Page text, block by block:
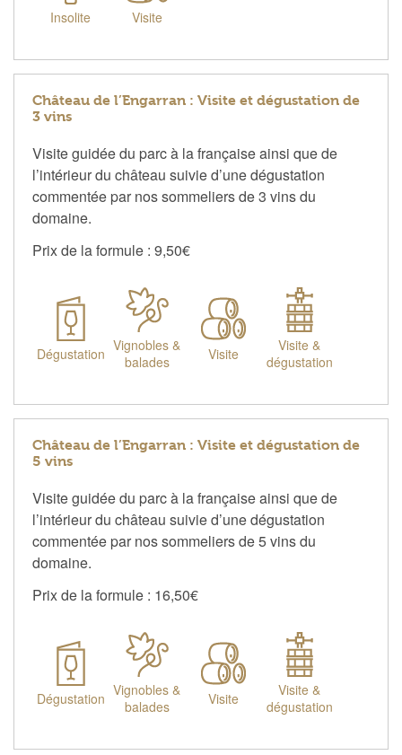
Insolite Visite
Château de l’Engarran : Visite et dégustation de
3 vins
Visite guidée du parc à la française ainsi que de
l’intérieur du château suivie d’une dégustation
commentée par nos sommeliers de 3 vins du
domaine.
Prix de la formule : 9,50€
Dégustation Vignobles &
balades
Visite
Visite &
dégustation
Château de l’Engarran : Visite et dégustation de
5 vins
Visite guidée du parc à la française ainsi que de
l’intérieur du château suivie d’une dégustation
commentée par nos sommeliers de 5 vins du
domaine.
Prix de la formule : 16,50€
Dégustation Vignobles &
balades
Visite
Visite &
dégustation